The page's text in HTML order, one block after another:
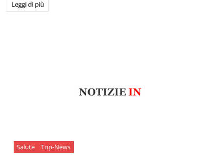
Leggi di più
Salute Top-News